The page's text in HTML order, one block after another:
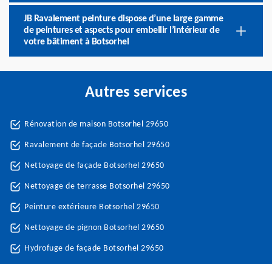
JB Ravalement peinture dispose d’une large gamme
de peintures et aspects pour embellir l’intérieur de
votre bâtiment à Botsorhel
Autres services
Rénovation de maison Botsorhel 29650
Ravalement de façade Botsorhel 29650
Nettoyage de façade Botsorhel 29650
Nettoyage de terrasse Botsorhel 29650
Peinture extérieure Botsorhel 29650
Nettoyage de pignon Botsorhel 29650
Hydrofuge de façade Botsorhel 29650